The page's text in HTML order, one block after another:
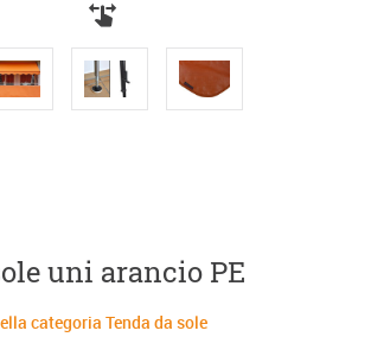
uni arancio PE
categoria Tenda da sole